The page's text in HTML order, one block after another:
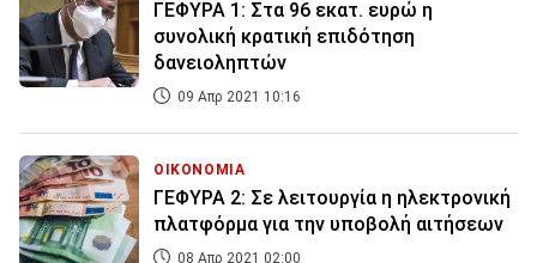
ΓΕΦΥΡΑ 1: Στα 96 εκατ. ευρώ η
συνολική κρατική επιδότηση
δανειοληπτών
09 Απρ 2021 10:16
ΟΙΚΟΝΟΜΙΑ
ΓΕΦΥΡΑ 2: Σε λειτουργία η ηλεκτρονική
πλατφόρμα για την υποβολή αιτήσεων
08 Απρ 2021 02:00